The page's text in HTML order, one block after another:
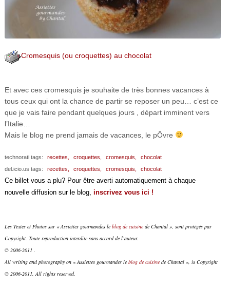
Cromesquis (ou croquettes) au chocolat
Et avec ces cromesquis je souhaite de très bonnes vacances à
tous ceux qui ont la chance de partir se reposer un peu… c’est ce
que je vais faire pendant quelques jours , départ imminent vers
l’Italie…
Mais le blog ne prend jamais de vacances, le pÔvre
technorati tags: recettes, croquettes, cromesquis,
chocolat
del.icio.us tags:
recettes, croquettes, cromesquis, chocolat
Ce billet vous a plu? Pour être averti automatiquement à chaque
nouvelle diffusion sur le blog, inscrivez vous ici !
Les Textes et Photos sur « Assiettes gourmandes le blog de cuisinede Chantal », sont protégés par
Copyright. Toute reproduction interdite sans accord de l’auteur.
© 2006-2011 .
All writing and photography on « Assiettes gourmandes le blog de cuisinede Chantal », is Copyright
© 2006-2011. All rights reserved.